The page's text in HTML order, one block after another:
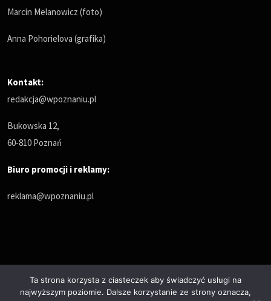
Marcin Melanowicz (foto)
Anna Pohorielova (grafika)
Kontakt:
redakcja@wpoznaniu.pl
Bukowska 12,
60-810 Poznań
Biuro promocji i reklamy:
reklama@wpoznaniu.pl
Ta strona korzysta z ciasteczek aby świadczyć usługi na
najwyższym poziomie. Dalsze korzystanie ze strony oznacza,